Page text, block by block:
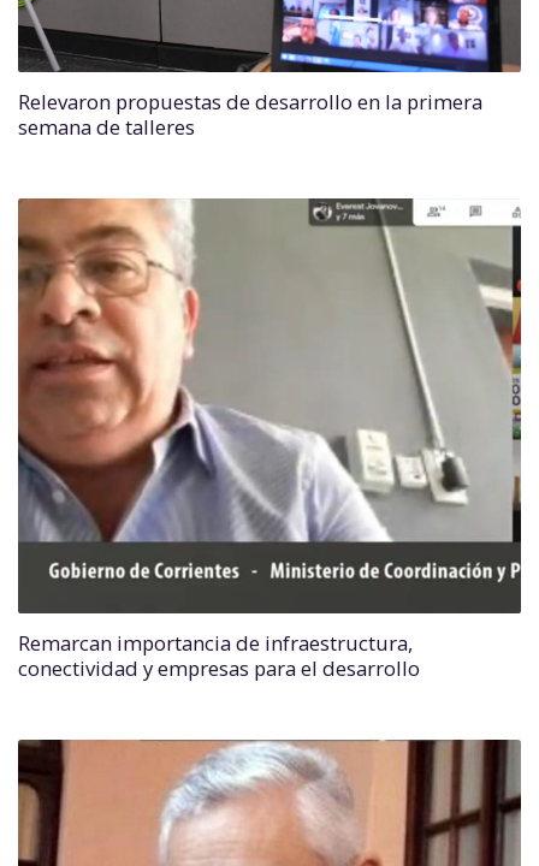
Relevaron propuestas de desarrollo en la primera
semana de talleres
Remarcan importancia de infraestructura,
conectividad y empresas para el desarrollo